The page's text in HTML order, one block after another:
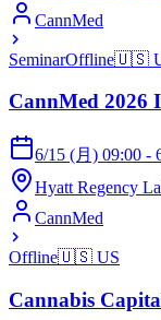
CannMed
SeminarOffline🇺🇸
CannMed 2026
6/15 (月) 09:00 -
Hyatt Regency
CannMed
Offline🇺🇸 US
Cannabis